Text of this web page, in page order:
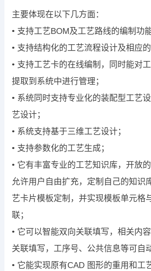
主要体现在以下几方面：
• 支持工艺BOM及工艺路线的编制功能
• 支持结构化的工艺流程设计及相应的
• 支持工艺卡的在线编制，同时能对
提取到系统中进行管理；
• 系统同时支持专业化的装配型工艺
艺设计；
• 系统支持基于三维工艺设计；
• 支持参数化的工艺生成；
• 它有丰富专业的工艺知识库，开放的
允许用户自由扩充，定制自己的知识
艺卡片模板定制，并实现模板单元格
联；
• 它可以智能双向关联填写，相关内
关联填写，工序号、公共信息等可自
• 它能实现原有CAD 图形的重用和工